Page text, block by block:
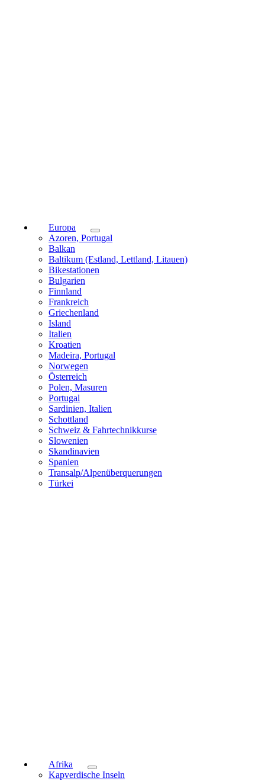
Europa
Azoren, Portugal
Balkan
Baltikum (Estland, Lettland, Litauen)
Bikestationen
Bulgarien
Finnland
Frankreich
Griechenland
Island
Italien
Kroatien
Madeira, Portugal
Norwegen
Österreich
Polen, Masuren
Portugal
Sardinien, Italien
Schottland
Schweiz & Fahrtechnikkurse
Slowenien
Skandinavien
Spanien
Transalp/Alpenüberquerungen
Türkei
Afrika
Kapverdische Inseln